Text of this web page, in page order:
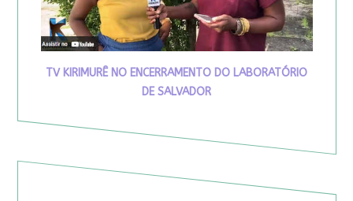
TV KIRIMURÊ NO ENCERRAMENTO DO LABORATÓRIO
DE SALVADOR